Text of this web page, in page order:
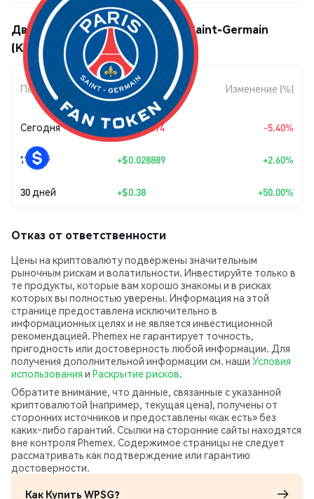
Движения цены Wrapped Paris Saint-Germain
(Kayen) (WPSG)
Период
Изменение
суммы
Изменение (%)
Сегодня -$0.065074 -5.40%
7 дней +$0.028889 +2.60%
30 дней +$0.38 +50.00%
Отказ от ответственности
Цены на криптовалюту подвержены значительным
рыночным рискам и волатильности. Инвестируйте только в
те продукты, которые вам хорошо знакомы и в рисках
которых вы полностью уверены. Информация на этой
странице предоставлена исключительно в
информационных целях и не является инвестиционной
рекомендацией. Phemex не гарантирует точность,
пригодность или достоверность любой информации. Для
получения дополнительной информации см. наши Условия
использования и Раскрытие рисков.
Обратите внимание, что данные, связанные с указанной
криптовалютой (например, текущая цена), получены от
сторонних источников и предоставлены «как есть» без
каких‑либо гарантий. Ссылки на сторонние сайты находятся
вне контроля Phemex. Содержимое страницы не следует
рассматривать как подтверждение или гарантию
достоверности.
Как Купить WPSG?